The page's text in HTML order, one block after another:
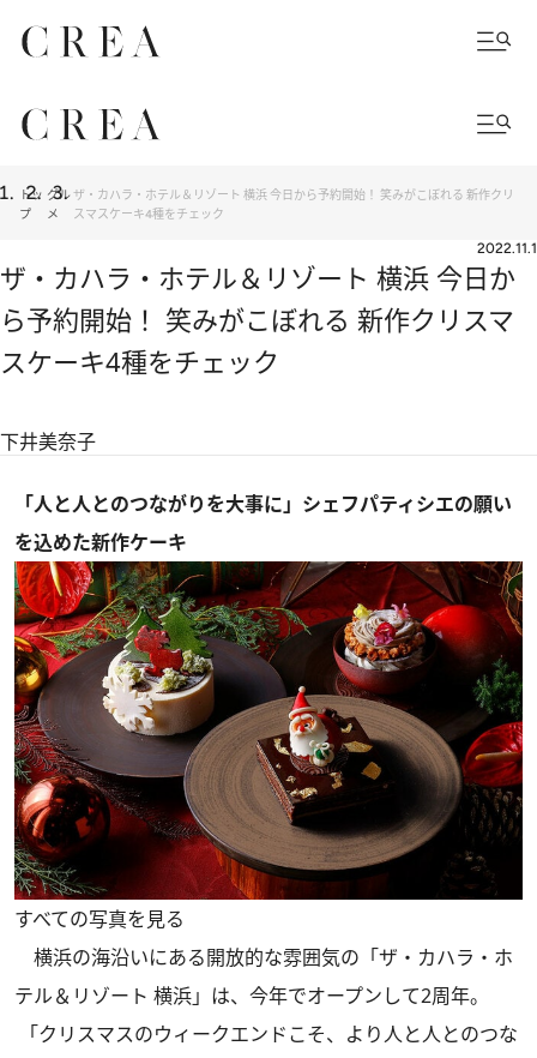
トッ
プ
グル
メ
ザ・カハラ・ホテル＆リゾート 横浜 今日から予約開始！ 笑みがこぼれる 新作クリ
スマスケーキ4種をチェック
2022.11.1
ザ・カハラ・ホテル＆リゾート 横浜 今日か
ら予約開始！ 笑みがこぼれる 新作クリスマ
スケーキ4種をチェック
下井美奈子
「人と人とのつながりを大事に」シェフパティシエの願い
を込めた新作ケーキ
すべての写真を見る
横浜の海沿いにある開放的な雰囲気の「ザ・カハラ・ホ
テル＆リゾート 横浜」は、今年でオープンして2周年。
「クリスマスのウィークエンドこそ、より人と人とのつな